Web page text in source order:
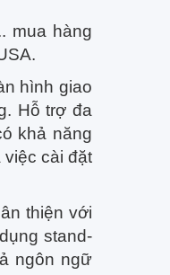
mua hàng
hình giao
Hỗ trợ đa
khả năng
cài đặt
thiện với
stand-
ngôn ngữ